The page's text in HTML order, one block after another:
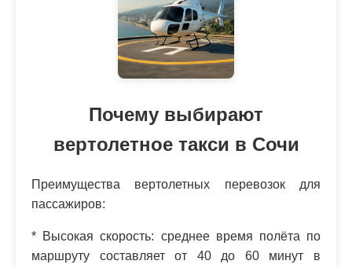
Почему выбирают
вертолетное такси в Сочи
Преимущества вертолетных перевозок для
пассажиров:
* Высокая скорость: среднее время полёта по
маршруту составляет от 40 до 60 минут в